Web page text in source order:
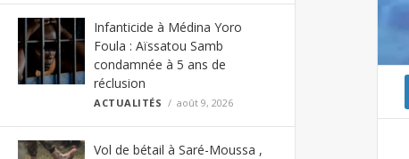
Infanticide à Médina Yoro
Foula : Aïssatou Samb
condamnée à 5 ans de
réclusion
ACTUALITÉS août 9, 2026
Vol de bétail à Saré-Moussa ,